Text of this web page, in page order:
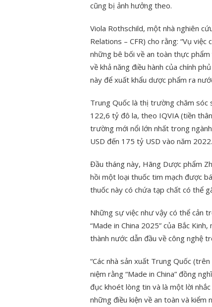
cũng bị ảnh hưởng theo.
Viola Rothschild, một nhà nghiên
Relations – CFR) cho rằng: “Vụ
những bê bối về an toàn thực
về khả năng điều hành của chính
này để xuất khẩu dược phẩm ra
Trung Quốc là thị trường chăm
122,6 tỷ đô la, theo IQVIA (tiền
trường mới nổi lớn nhất trong
USD đến 175 tỷ USD vào năm 2022.
Đầu tháng này, Hãng Dược phẩm
hồi một loại thuốc tim mạch được
thuốc này có chứa tạp chất có thể
Những sự việc như vậy có thể cản
“Made in China 2025” của Bắc
thành nước dẫn đầu về công nghệ
“Các nhà sản xuất Trung Quốc
niệm rằng “Made in China” đồng
đục khoét lòng tin và là một lời
những điều kiện về an toàn và kiểm